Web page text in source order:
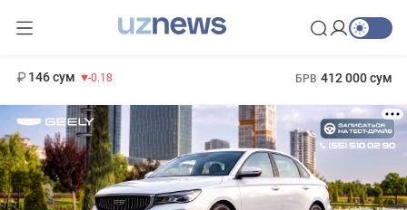
146 сум -0.18 БРВ 412 000 сум